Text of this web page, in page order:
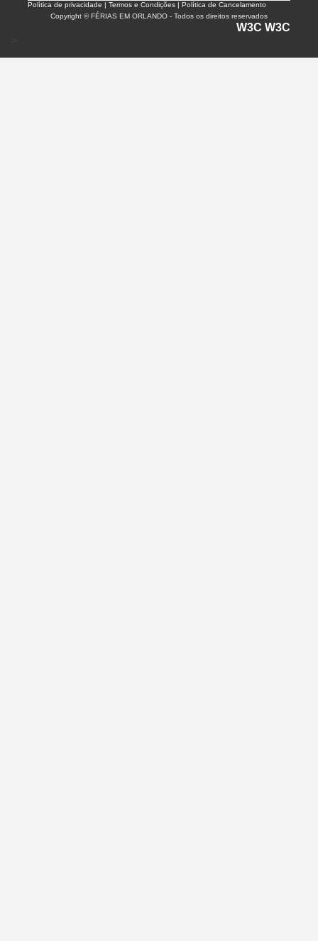
Política de privacidade |Termos e Condições | Política de Cancelamento
Copyright © FÉRIAS EM ORLANDO - Todos os direitos reservados
W3C W3C